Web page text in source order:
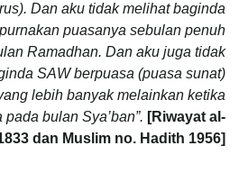
Dan aku tidak melihat baginda
puasanya sebulan penuh
Ramadhan. Dan aku juga tidak
SAW berpuasa (puasa sunat)
lebih banyak melainkan ketika
bulan Sya’ban”. [Riwayat al-
dan Muslim no. Hadith 1956]